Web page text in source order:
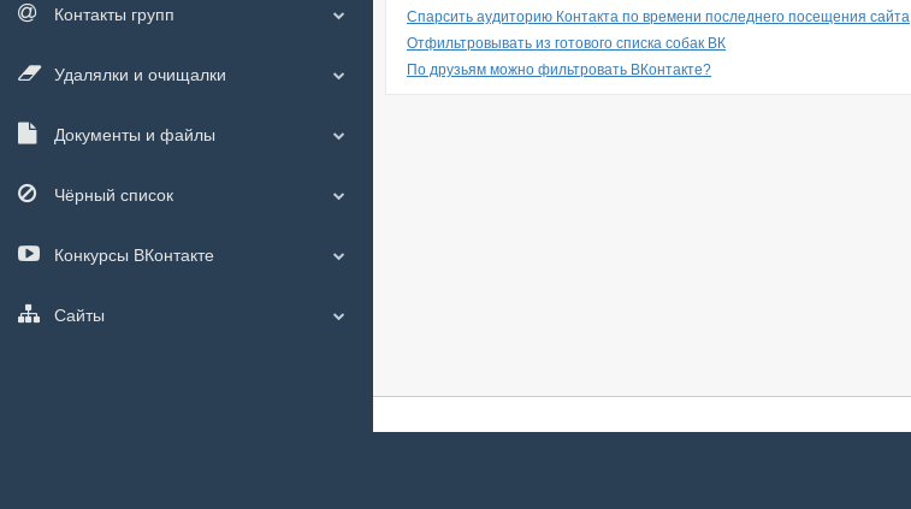
Спарсить аудиторию Контакта по времени последнего посещения сайта
Отфильтровывать из готового списка собак ВК
По друзьям можно фильтровать ВКонтакте?
Контакты групп
Удалялки и очищалки
Документы и файлы
Чёрный список
Конкурсы ВКонтакте
Сайты